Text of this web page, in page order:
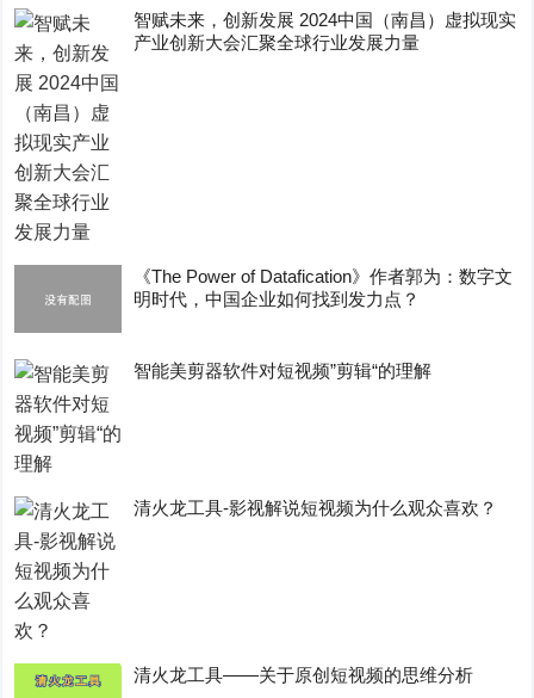
智赋未来，创新发展 2024中国（南昌）虚拟现实
产业创新大会汇聚全球行业发展力量
《The Power of Datafication》作者郭为：数字文
明时代，中国企业如何找到发力点？
智能美剪器软件对短视频”剪辑“的理解
清火龙工具-影视解说短视频为什么观众喜欢？
清火龙工具——关于原创短视频的思维分析